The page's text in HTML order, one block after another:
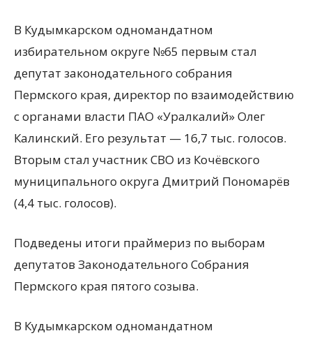
В Кудымкарском одномандатном
избирательном округе №65 первым стал
депутат законодательного собрания
Пермского края, директор по взаимодействию
с органами власти ПАО «Уралкалий» Олег
Калинский. Его результат — 16,7 тыс. голосов.
Вторым стал участник СВО из Кочёвского
муниципального округа Дмитрий Пономарёв
(4,4 тыс. голосов).
Подведены итоги праймериз по выборам
депутатов Законодательного Собрания
Пермского края пятого созыва.
В Кудымкарском одномандатном